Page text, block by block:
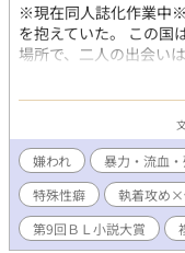
※現在同人誌化作業中
を抱えていた。 この国
場所で、二人の出会い
つけた、俺のもんにし
そうだろう。」 神の御
世界。すべての秘密は
で体力バカで倫理観ゼ
どん底の美少年兼進化
す。） 攻めのために死
話。 魔物がはびこるこ
傾向上暴力、グロ表現
霊や人外、男性妊娠含
嫌われ 暴力・流血
特殊性癖
執着攻め×
第9回ＢＬ小説大賞